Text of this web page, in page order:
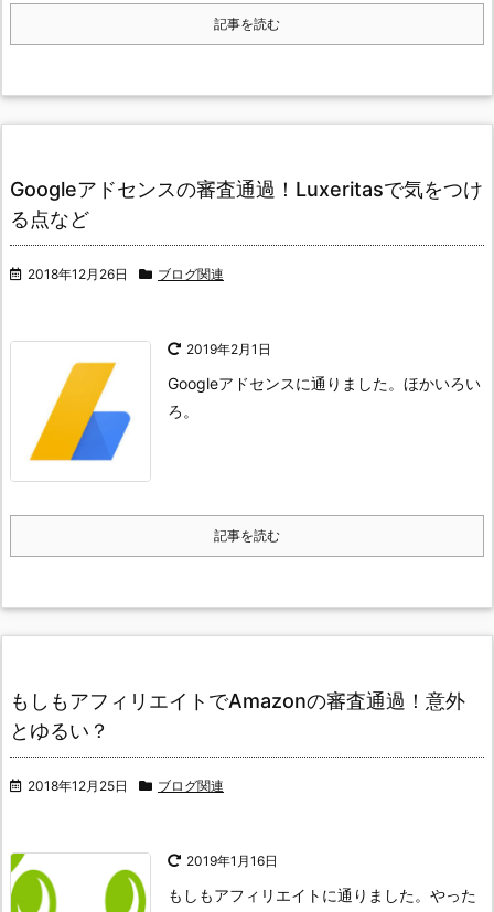
記事を読む
Googleアドセンスの審査通過！Luxeritasで気をつけ
る点など
2018年12月26日 ブログ関連
2019年2月1日
Googleアドセンスに通りました。ほかいろい
ろ。
記事を読む
もしもアフィリエイトでAmazonの審査通過！意外
とゆるい？
2018年12月25日 ブログ関連
2019年1月16日
もしもアフィリエイトに通りました。やった